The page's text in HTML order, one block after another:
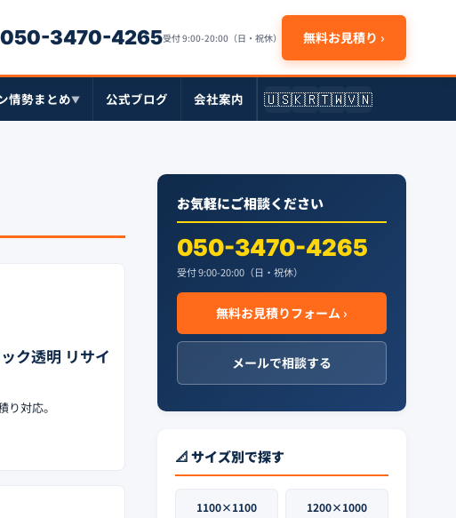
050-3470-4265受付 9:00-20:00（日・祝休） 無料お見積り ›
情勢まとめ▼ 公式ブログ 会社案内 🇺🇸🇰🇷🇹🇼🇻🇳
ク透明 リサイ
対応。
お気軽にご相談ください
050-3470-4265
受付 9:00-20:00（日・祝休）
無料お見積りフォーム ›
メールで相談する
📐 サイズ別で探す
1100×1100 1200×1000